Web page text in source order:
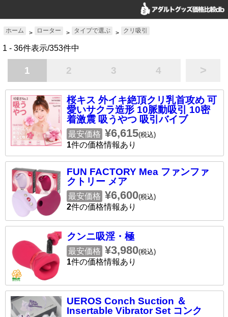
ホーム > ローター > タイプで選ぶ > クリ吸引
1 - 36件表示/353件中
1 2 3 4 >
桜キス 外イキ絶頂クリ乳首攻め 可
愛いサクラ造形 10脈動吸引 10密
着激震 吸うやつ 吸引バイブ
最安価格 ¥6,615(税込)
1件の価格情報あり
FUN FACTORY Mea ファンファ
クトリー メア
最安価格 ¥6,600(税込)
2件の価格情報あり
クンニ吸淫・極
最安価格 ¥3,980(税込)
1件の価格情報あり
UEROS Conch Suction ＆
Insertable Vibrator Set コンク